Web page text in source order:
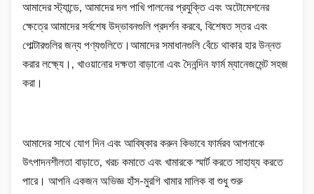
আমাদের স্ট্যান্ডে, আমাদের দল পাখি পালনের প্রযুক্তি এবং অটোমেশনের
ক্ষেত্রে আমাদের সর্বশেষ উদ্ভাবনগুলি প্রদর্শন করবে, বিশেষত স্তর এবং
পোল্টারগুলির জন্য পণ্যগুলিতে।আমাদের সমাধানগুলি বেঁচে থাকার হার উন্নত
করার লক্ষ্যে।, খাওয়ানোর দক্ষতা বাড়ানো এবং দৈনন্দিন ফার্ম ম্যানেজমেন্ট সহজ
করা।
আমাদের সাথে যোগ দিন এবং আবিষ্কার করুন কিভাবে ফার্মরব আপনাকে
উৎপাদনশীলতা বাড়াতে, খরচ কমাতে এবং খামারকে স্মার্ট করতে সাহায্য করতে
পারে। আপনি একজন অভিজ্ঞ হাঁস-মুরগি খামার মালিক বা শুধু শুরু